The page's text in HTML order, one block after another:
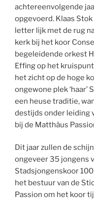
achtereenvolgende
opgevoerd. Klaas
letter lijk met de rug
kerk bij het koor
begeleidende orkest
Effing op het
het zicht op de hoge
ongewone plek ‘haar’
een heuse traditie,
destijds onder leiding
bij de Matthäus
Dit jaar zullen de
ongeveer 35 jongens
Stadsjongenskoor
het bestuur van de
Passion om het koor